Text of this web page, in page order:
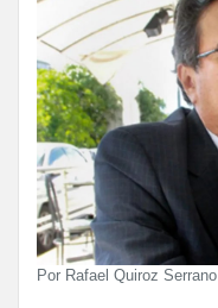
Por Rafael Quiroz Serrano